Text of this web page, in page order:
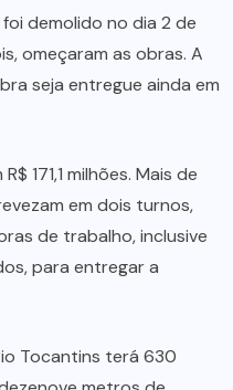
demolido no dia 2 de
omeçaram as obras. A
seja entregue ainda em
171,1 milhões. Mais de
em dois turnos,
de trabalho, inclusive
para entregar a
Tocantins terá 630